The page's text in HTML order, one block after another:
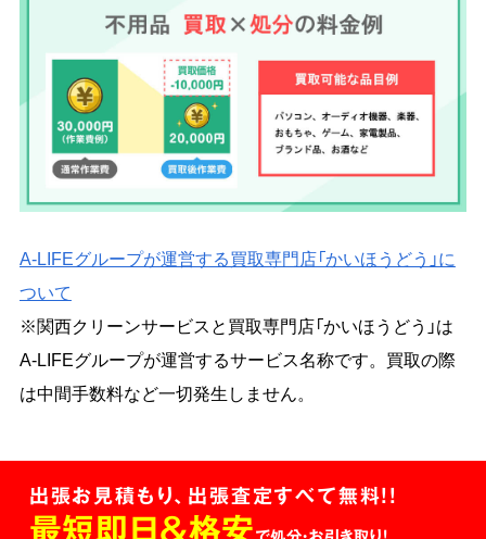
A-LIFEグループが運営する買取専門店「かいほうどう」に
ついて
※関西クリーンサービスと買取専門店「かいほうどう」は
A-LIFEグループが運営するサービス名称です。買取の際
は中間手数料など一切発生しません。
出張お見積もり、出張査定すべて無料!!
最短即日＆格安